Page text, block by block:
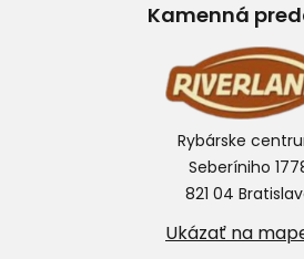
Kamenná
Rybárske
Seberíniho
821 04
Ukázať na